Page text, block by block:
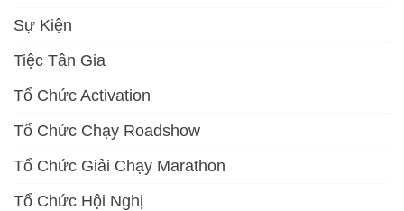
Sự Kiện
Tiệc Tân Gia
Tổ Chức Activation
Tổ Chức Chạy Roadshow
Tổ Chức Giải Chạy Marathon
Tổ Chức Hội Nghị